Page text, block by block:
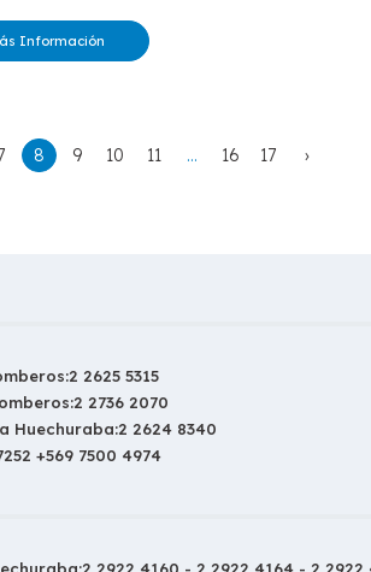
Información
8 9 10 11 ... 16 17 ›
2 2625 5315
2 2736 2070
Huechuraba:2 2624 8340
+569 7500 4974